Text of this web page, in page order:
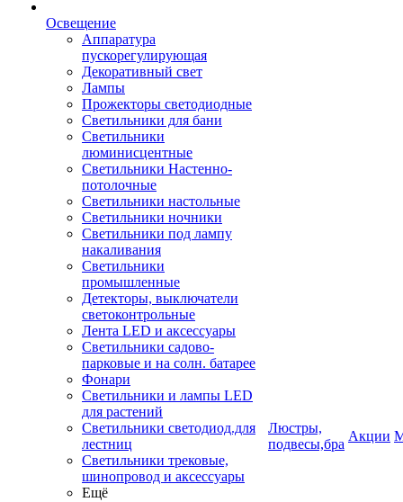
Освещение
Аппаратура
пускорегулирующая
Декоративный свет
Лампы
Прожекторы светодиодные
Светильники для бани
Светильники
люминисцентные
Светильники Настенно-
потолочные
Светильники настольные
Светильники ночники
Светильники под лампу
накаливания
Светильники
промышленные
Детекторы, выключатели
светоконтрольные
Лента LED и аксессуары
Светильники садово-
парковые и на солн. батарее
Фонари
Светильники и лампы LED
для растений
Светильники светодиод.для
лестниц
Светильники трековые,
шинопровод и аксессуары
Ещё
Люстры,
подвесы,бра
Акции